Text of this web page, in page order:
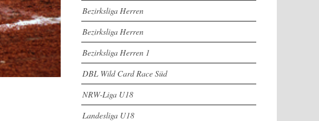
Bezirksliga Herren
Bezirksliga Herren
Bezirksliga Herren 1
DBL Wild Card Race Süd
NRW-Liga U18
Landesliga U18